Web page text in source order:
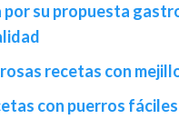
por su propuesta
recetas con
con puerros